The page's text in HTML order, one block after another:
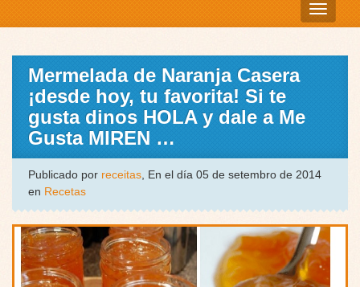
Mermelada de Naranja Casera
¡desde hoy, tu favorita! Si te
gusta dinos HOLA y dale a Me
Gusta MIREN …
Publicado por receitas, En el día 05 de setembro de 2014
en Recetas